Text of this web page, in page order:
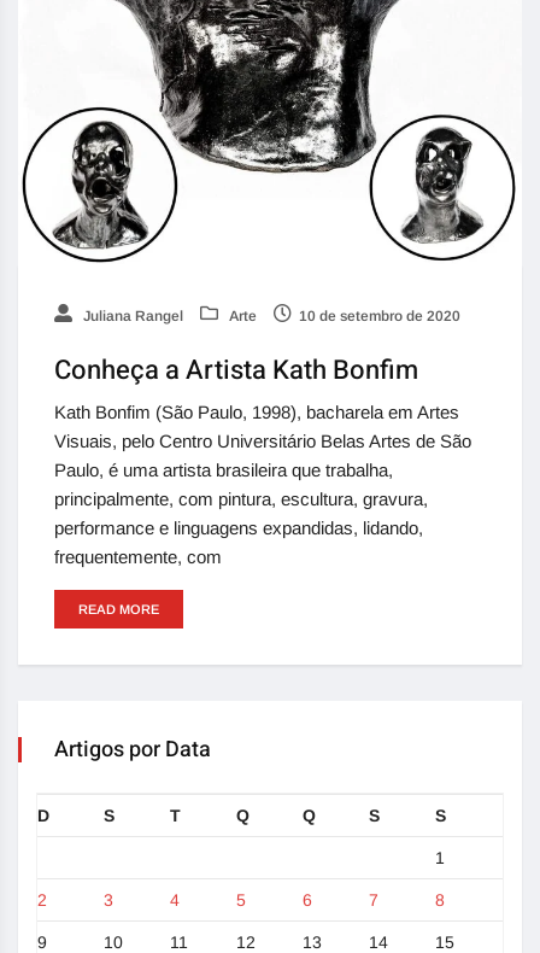
Juliana Rangel Arte 10 de setembro de 2020
Conheça a Artista Kath Bonfim
Kath Bonfim (São Paulo, 1998), bacharela em Artes
Visuais, pelo Centro Universitário Belas Artes de São
Paulo, é uma artista brasileira que trabalha,
principalmente, com pintura, escultura, gravura,
performance e linguagens expandidas, lidando,
frequentemente, com
READ MORE
Artigos por Data
D S T Q Q S S
1
2 3 4 5 6 7 8
9 10 11 12 13 14 15